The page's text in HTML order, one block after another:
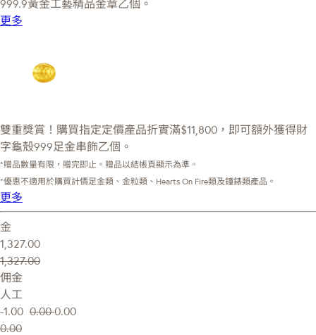
999.9黃金工藝精品金章乙個。
更多
雙重獎賞！購買指定定價產品折實滿$11,800，即可額外獲得財
字龜殼999足金串飾乙個。
*贈品數量有限，贈完即止。贈品以結帳頁顯示為準。
*優惠不適用於購買計價足金類、金粒類、Hearts On Fire類及鐘錶類產品。
更多
金
1,327.00
1,327.00
佣金
人工
-1.00 0.000.00
0.00